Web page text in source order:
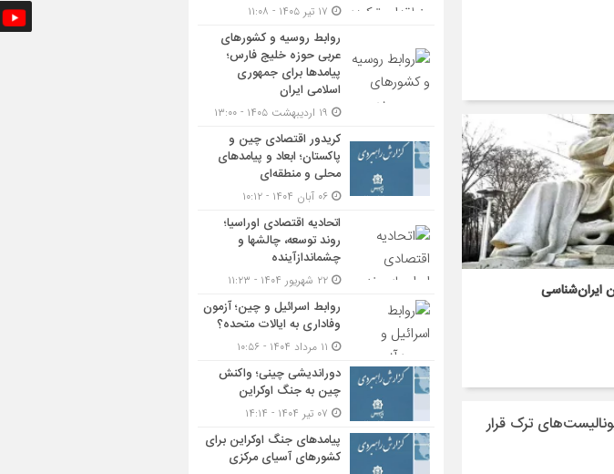
ایران‌شناسی
ترک قرار
روابط روسیه و کشورهای
عربی حوزه خلیج فارس؛
پیامدها برای جمهوری
اسلامی ایران
کریدور اقتصادی چین و
پاکستان؛ ابعاد و پیامدهای
محلی و منطقه‌ای
اتحادیه اقتصادی اوراسیا؛
روند توسعه، چالشها و
چشماندازآینده
روابط اسرائیل و چین؛ آزمون
وفاداری به ایالات متحده؟
دوراندیشی چینی؛ واکنش
چین به جنگ اوکراین
پیامدهای جنگ اوکراین برای
کشورهای آسیای مرکزی